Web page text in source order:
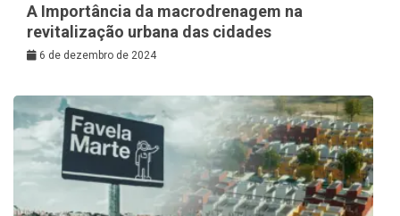
A Importância da macrodrenagem na
revitalização urbana das cidades
6 de dezembro de 2024